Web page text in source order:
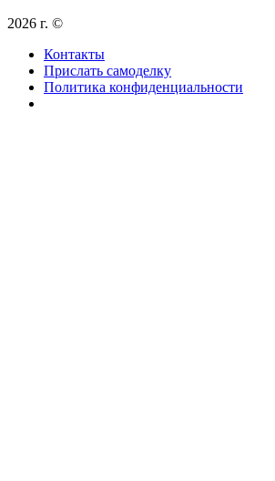
2026 г. ©
Контакты
Прислать самоделку
Политика конфиденциальности